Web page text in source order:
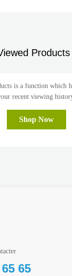
Products
is a function which
recent viewing
Shop Now
65